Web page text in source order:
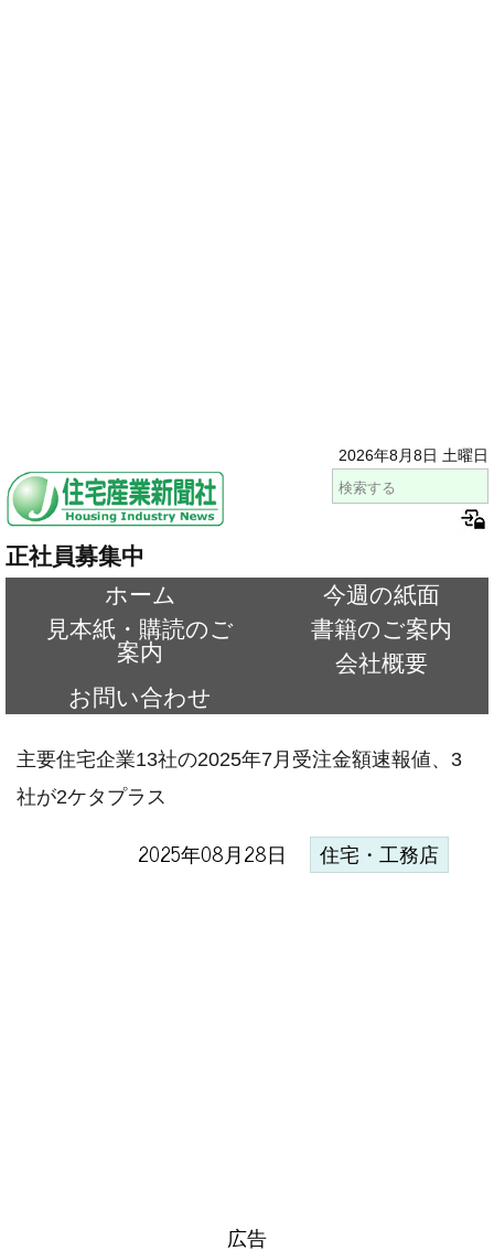
2026年8月8日 土曜日
正社員募集中
ホーム
今週の紙面
見本紙・購読のご
案内
書籍のご案内
会社概要
お問い合わせ
主要住宅企業13社の2025年7月受注金額速報値、3
社が2ケタプラス
2025年08月28日 住宅・工務店
広告